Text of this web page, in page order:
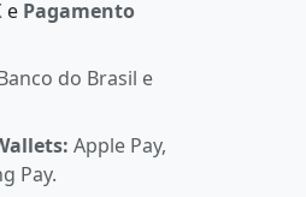
e Pagamento
do Brasil e
Apple Pay,
Pay.